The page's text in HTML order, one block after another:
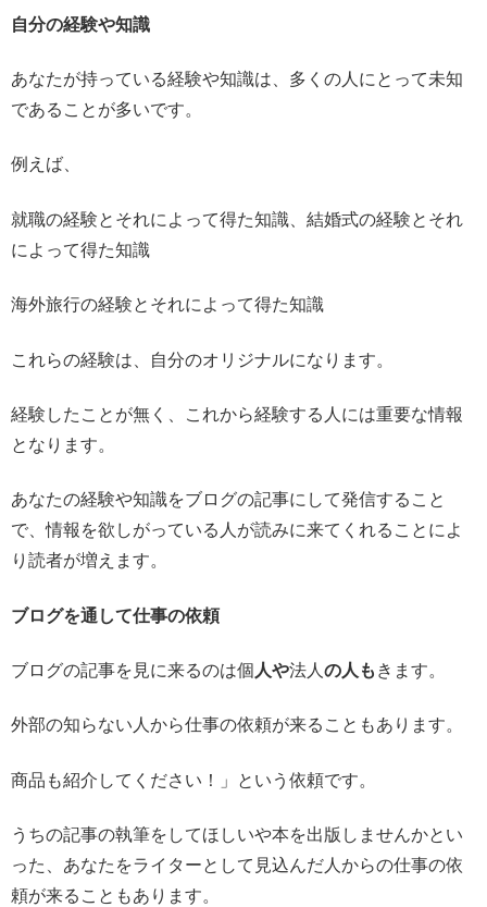
自分の経験や知識
あなたが持っている経験や知識は、多くの人にとって未知
であることが多いです。
例えば、
就職の経験とそれによって得た知識、結婚式の経験とそれ
によって得た知識
海外旅行の経験とそれによって得た知識
これらの経験は、自分のオリジナルになります。
経験したことが無く、これから経験する人には重要な情報
となります。
あなたの経験や知識をブログの記事にして発信すること
で、情報を欲しがっている人が読みに来てくれることによ
り読者が増えます。
ブログを通して仕事の依頼
ブログの記事を見に来るのは個 人や法人 の人も きます。
外部の知らない人から仕事の依頼が来ることもあります。
商品も紹介してください！」という依頼です。
うちの記事の執筆をしてほしいや本を出版しませんかとい
った、あなたをライターとして見込んだ人からの仕事の依
頼が来ることもあります。